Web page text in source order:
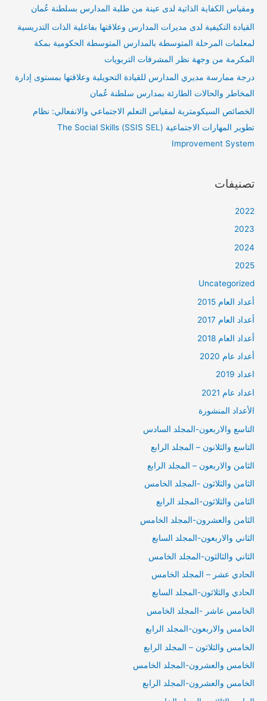
ومقياس الكفاية الذاتية لدى عينة من طلبة المدارس بسلطنة عُمان
القيادة التكيفية لدى مديرات المدارس وعلاقتها بفاعلية الذات التدريسية
لمعلمات المرحلة المتوسطة بالمدارس المتوسطة الحكومية بمكة
المكرمة من وجهة نظر المشرفات التربويات
درجة ممارسة مديري المدارس للقيادة التحويلية وعلاقتها بمستوى إدارة
المخاطر والحالات الطارئة بمدارس سلطنة عُمان
الخصائص السيكومترية لمقياس التعلم الاجتماعي والانفعالي: نظام
تطوير المهارات الاجتماعية (SSIS SEL) The Social Skills
Improvement System
تصنيفات
2022
2023
2024
2025
Uncategorized
أعداد العام 2015
أعداد العام 2017
أعداد العام 2018
أعداد عام 2020
اعداد 2019
اعداد عام 2021
الأعداد المنشورة
التاسع والاربعون-المجلد السادس
التاسع والثلانون – المجلد الرابع
الثامن والاربعون – المجلد الرابع
الثامن والثلاثون -المجلد الخامس
الثامن والثلاثون-المجلد الرابع
الثامن والعشرون-المجلد الخامس
الثاني والاربعون-المجلد السابع
الثاني والثالثون-المجلد الخامس
الحادي عشر – المجلد الخامس
الحادي والثلاثون-المجلد السابع
الخامس عاشر -المجلد الخامس
الخامس والاربعون-المجلد الرابع
الخامس والثلاثون – المجلد الرابع
الخامس والعشرون-المجلد الخامس
الخامس والعشرون-المجلد الرابع